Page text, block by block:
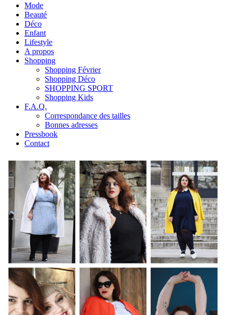
Mode
Beauté
Déco
Enfant
Lifestyle
A propos
Shopping
Shopping Février
Shopping Déco
SHOPPING SPORT
Shopping Kids
F.A.Q.
Correspondance des tailles
Bonnes adresses
Pressbook
Contact